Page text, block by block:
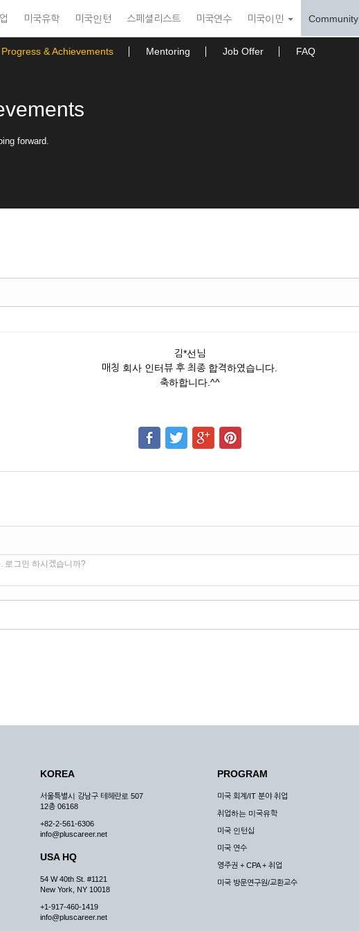
미국유학 미국인턴 스페셜리스트 미국연수 미국이민 Community
Progress & Achievements Mentoring Job Offer FAQ
forward.
김*선님
매칭 회사 인터뷰 후 최종 합격하였습니다.
축하합니다.^^
로그인 하시겠습니까?
KOREA
서울특별시 강남구 테헤란로 507
12층 06168
+82-2-561-6306
info@pluscareer.net
USA HQ
54 W 40th St. #1121
New York, NY 10018
+1-917-460-1419
info@pluscareer.net
PROGRAM
미국 회계/IT 분야 취업
취업하는 미국유학
미국 인턴십
미국 연수
영주권 + CPA + 취업
미국 방문연구원/교환교수